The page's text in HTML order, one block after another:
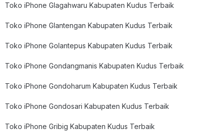
Toko iPhone Glagahwaru Kabupaten Kudus Terbaik
Toko iPhone Glantengan Kabupaten Kudus Terbaik
Toko iPhone Golantepus Kabupaten Kudus Terbaik
Toko iPhone Gondangmanis Kabupaten Kudus Terbaik
Toko iPhone Gondoharum Kabupaten Kudus Terbaik
Toko iPhone Gondosari Kabupaten Kudus Terbaik
Toko iPhone Gribig Kabupaten Kudus Terbaik